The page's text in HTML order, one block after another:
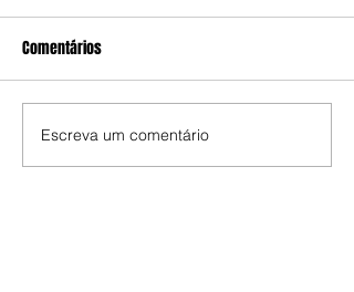
Comentários
Escreva um comentário